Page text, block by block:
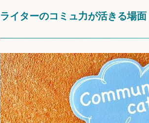
ライターのコミュ力が活きる場面